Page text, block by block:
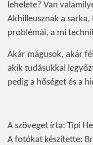
lehelete? Van
Akhilleusznak a
problémái, a mi
Akár mágusok, akár
akik tudásukkal
pedig a hőséget és a
A szöveget írta: Tipi
A fotókat készítette: